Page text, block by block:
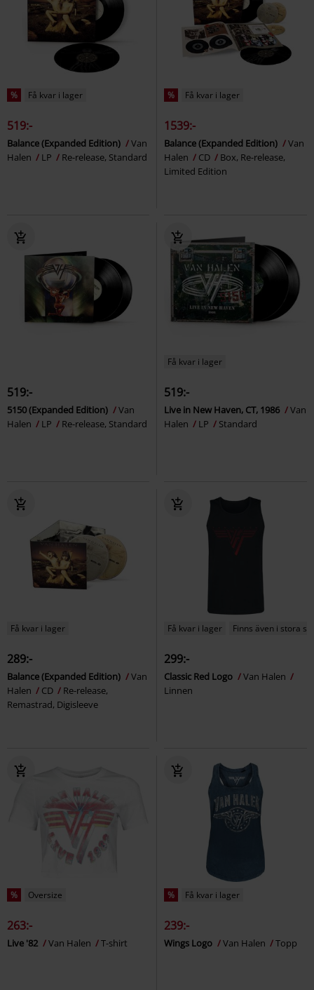
% Få kvar i lager
519:-
Balance (Expanded Edition)
Van
Halen
LP Re-release, Standard
% Få kvar i lager
1539:-
Balance (Expanded Edition)
Van
Halen
CD
Box, Re-release,
Limited Edition
519:-
5150 (Expanded Edition)
Van
Halen
LP Re-release, Standard
Få kvar i lager
519:-
Live in New Haven, CT, 1986
Van
Halen
LP Standard
Få kvar i lager
289:-
Balance (Expanded Edition)
Van
Halen
CD
Re-release,
Remastrad, Digisleeve
Få kvar i lager Finns även i stora
299:-
Classic Red Logo
Van Halen
Linnen
% Oversize
263:-
Live '82 Van Halen T-shirt
% Få kvar i lager
239:-
Wings Logo Van Halen Topp